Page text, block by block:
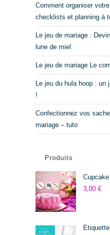
Comment organiser
checklists et planning à
Le jeu de mariage :
lune de miel
Le jeu de mariage Le
Le jeu du hula hoop : un
!
Confectionnez vos
mariage – tuto
Produits
3,00 €